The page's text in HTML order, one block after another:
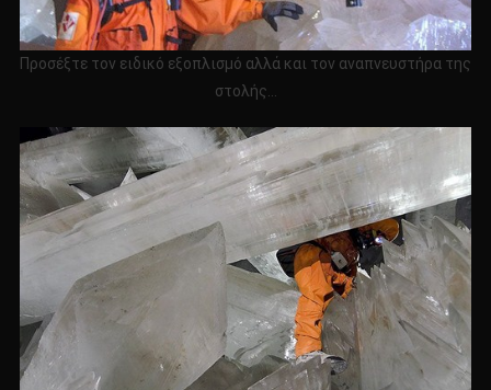
Προσέξτε τον ειδικό εξοπλισμό αλλά και τον αναπνευστήρα της
στολής…